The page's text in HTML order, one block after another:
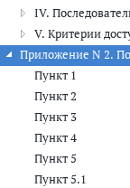
IV.
V. Критерии
Приложение N 2.
Пункт 1
Пункт 2
Пункт 3
Пункт 4
Пункт 5
Пункт 5.1